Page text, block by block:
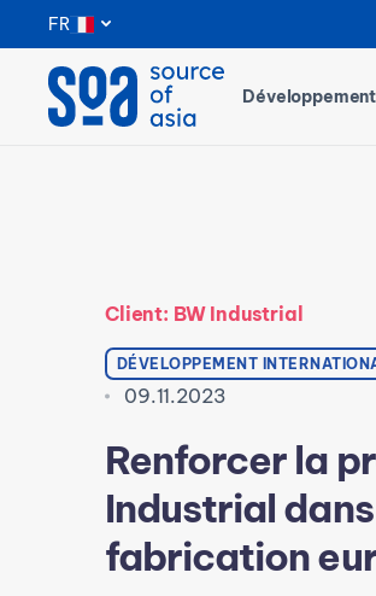
Client: BW Industrial
DÉVELOPPEMENT
09.11.2023
Renforcer la
Industrial
fabrication
FR
Notifications